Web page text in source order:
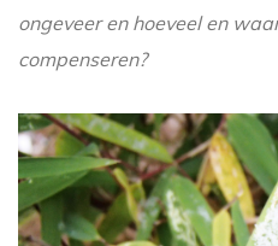
ongeveer en hoeveel en
compenseren?